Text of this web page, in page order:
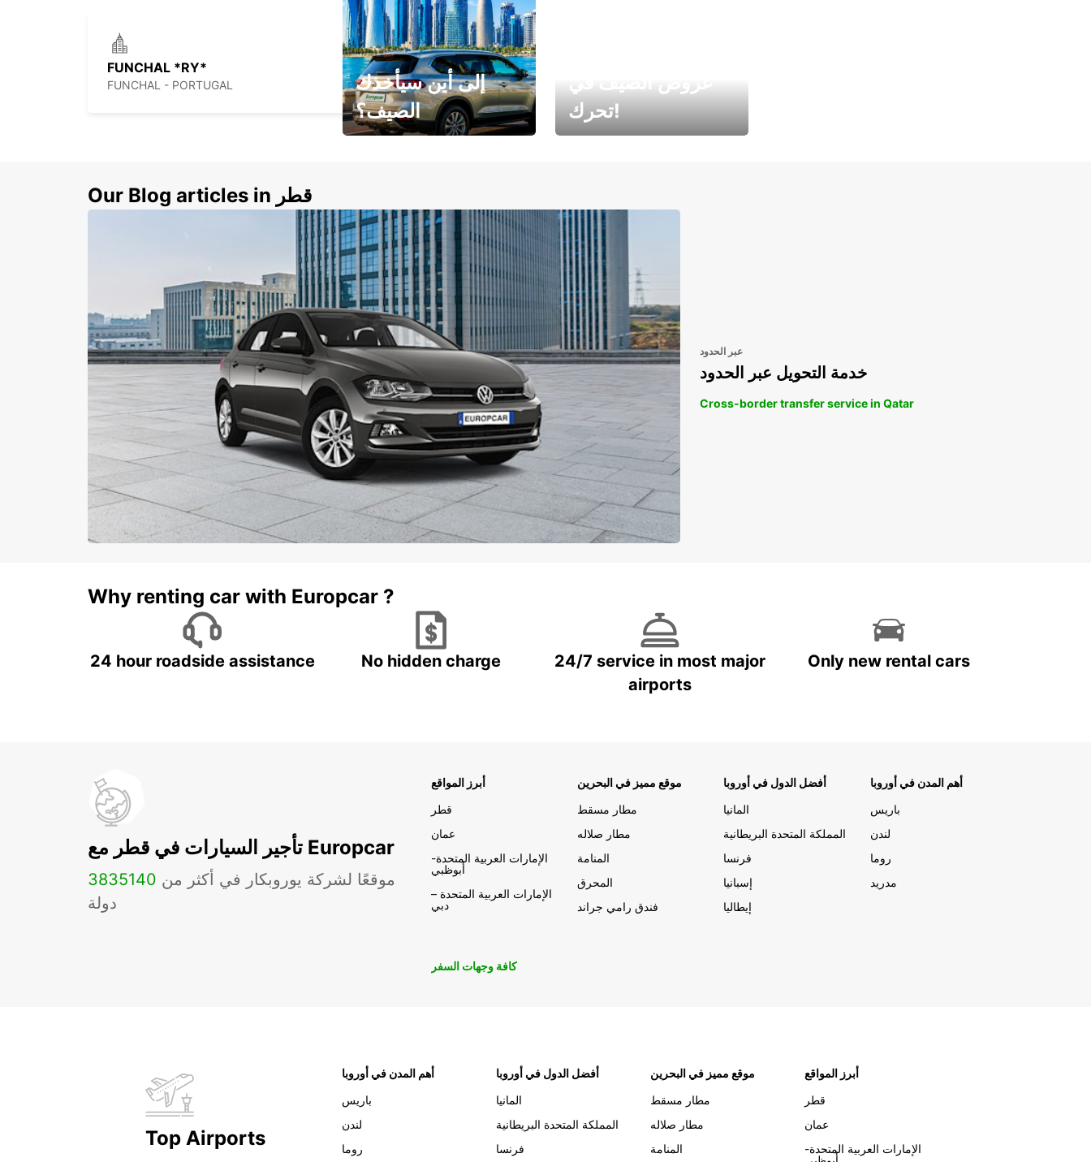
FUNCHAL *RY*
FUNCHAL - PORTUGAL
إلى أين سيأخذك
الصيف؟
تحرك!
Our Blog articles in قطر
عبر الحدود
خدمة التحويل عبر الحدود
Cross-border transfer service in Qatar
Why renting car with Europcar ?
24 hour roadside assistance No hidden charge
24/7 service in most major
airports
Only new rental cars
تأجير السيارات في قطر مع Europcar
3835 موقعًا لشركة يوروبكار في أكثر من 140
دولة
أبرز المواقع
قطر
عمان
الإمارات العربية المتحدة-
أبوظبي
الإمارات العربية المتحدة –
دبي
موقع مميز في البحرين
مطار مسقط
مطار صلاله
المنامة
المحرق
فندق رامي جراند
أفضل الدول في أوروبا
المانيا
المملكة المتحدة البريطانية
فرنسا
إسبانيا
إيطاليا
أهم المدن في أوروبا
باريس
لندن
روما
مدريد
كافة وجهات السفر
Top Airports
أهم المدن في أوروبا
باريس
لندن
روما
أفضل الدول في أوروبا
المانيا
المملكة المتحدة البريطانية
فرنسا
موقع مميز في البحرين
مطار مسقط
مطار صلاله
المنامة
أبرز المواقع
قطر
عمان
الإمارات العربية المتحدة-